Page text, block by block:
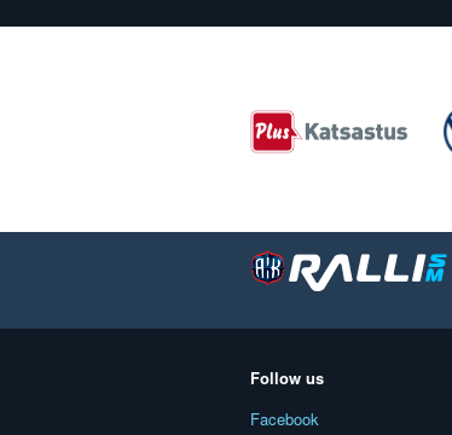
Follow us
Facebook